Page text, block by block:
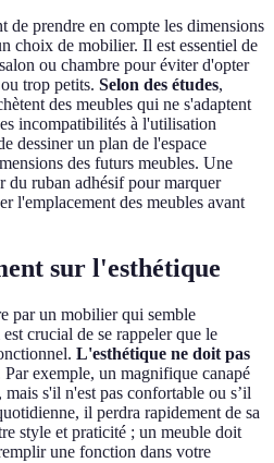
de prendre en compte les dimensions
choix de mobilier. Il est essentiel de
ou chambre pour éviter d'opter
trop petits. Selon des études,
des meubles qui ne s'adaptent
incompatibilités à l'utilisation
dessiner un plan de l'espace
des futurs meubles. Une
du ruban adhésif pour marquer
l'emplacement des meubles avant
sur l'esthétique
par un mobilier qui semble
crucial de se rappeler que le
L'esthétique ne doit pas
Par exemple, un magnifique canapé
s'il n'est pas confortable ou s’il
il perdra rapidement de sa
style et praticité ; un meuble doit
une fonction dans votre